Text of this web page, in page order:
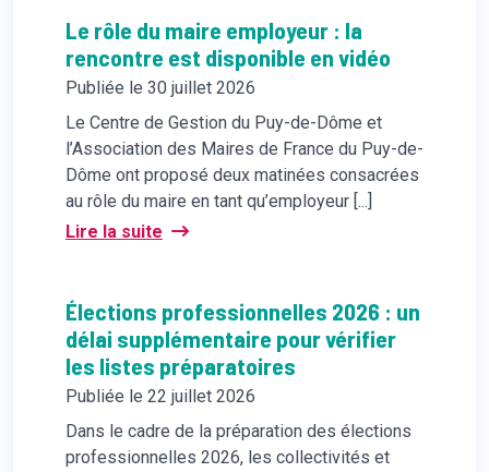
Le rôle du maire employeur : la
rencontre est disponible en vidéo
Publiée le 30 juillet 2026
Le Centre de Gestion du Puy-de-Dôme et
l’Association des Maires de France du Puy-de-
Dôme ont proposé deux matinées consacrées
au rôle du maire en tant qu’employeur [...]
Lire la suite
Élections professionnelles 2026 : un
délai supplémentaire pour vérifier
les listes préparatoires
Publiée le 22 juillet 2026
Dans le cadre de la préparation des élections
professionnelles 2026, les collectivités et